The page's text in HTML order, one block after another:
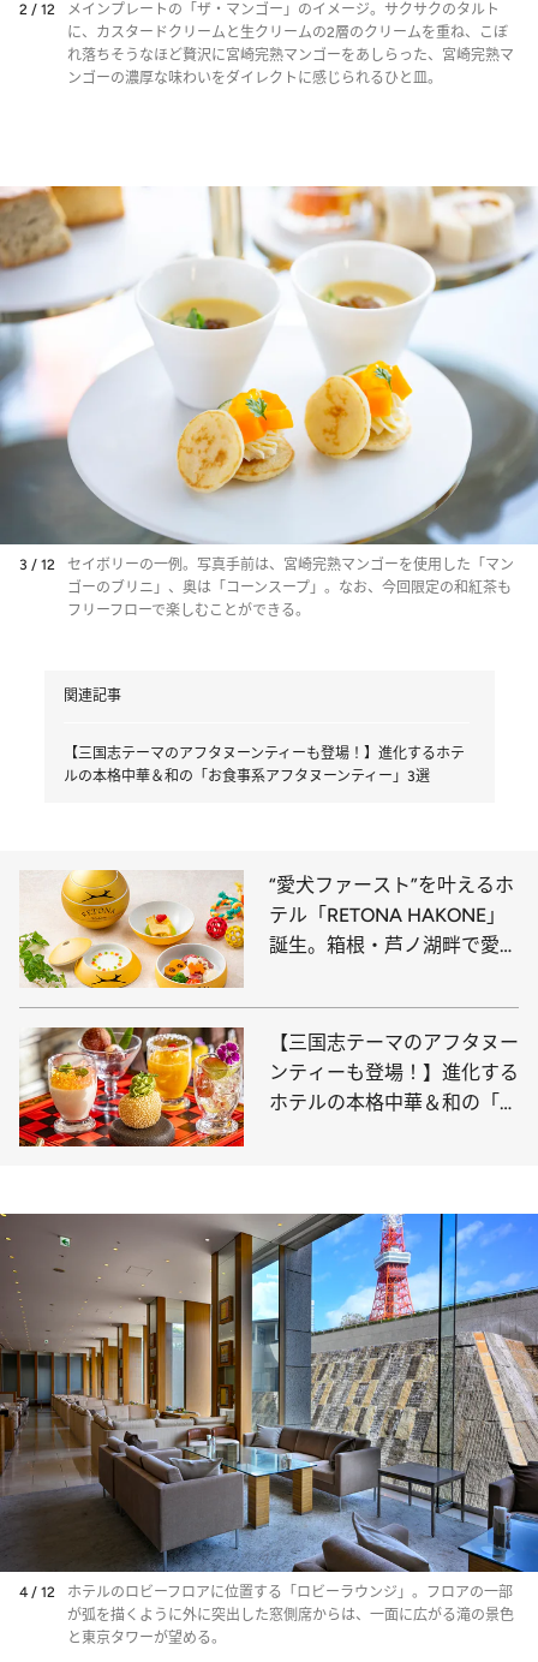
2 / 12
メインプレートの「ザ・マンゴー」のイメージ。サクサクのタルト
に、カスタードクリームと生クリームの2層のクリームを重ね、こぼ
れ落ちそうなほど贅沢に宮崎完熟マンゴーをあしらった、宮崎完熟マ
ンゴーの濃厚な味わいをダイレクトに感じられるひと皿。
3 / 12
セイボリーの一例。写真手前は、宮崎完熟マンゴーを使用した「マン
ゴーのブリニ」、奥は「コーンスープ」。なお、今回限定の和紅茶も
フリーフローで楽しむことができる。
関連記事
【三国志テーマのアフタヌーンティーも登場！】進化するホテ
ルの本格中華＆和の「お食事系アフタヌーンティー」3選
“愛犬ファースト”を叶えるホ
テル「RETONA HAKONE」
誕生。箱根・芦ノ湖畔で愛犬
【三国志テーマのアフタヌー
ンティーも登場！】進化する
ホテルの本格中華＆和の「お
4 / 12
ホテルのロビーフロアに位置する「ロビーラウンジ」。フロアの一部
が弧を描くように外に突出した窓側席からは、一面に広がる滝の景色
と東京タワーが望める。